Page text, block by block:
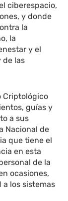
ciberespacio,
y donde
la
la
y el
de las
Criptológico
guías y
a sus
Nacional de
que tiene el
en esta
de la
ocasiones,
los sistemas